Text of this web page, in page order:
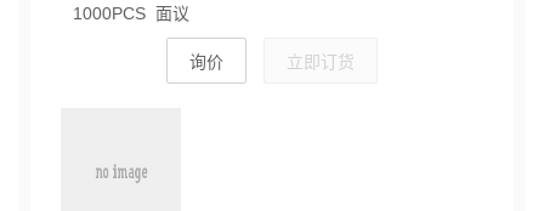
1000PCS 面议
询价 立即订货